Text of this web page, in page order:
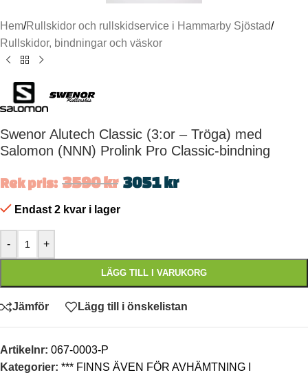
Hem/Rullskidor och rullskidservice i Hammarby Sjöstad/
Rullskidor, bindningar och väskor
Swenor Alutech Classic (3:or – Tröga) med
Salomon (NNN) Prolink Pro Classic-bindning
Rek pris: 3590kr 3051kr
Endast 2 kvar i lager
- +
LÄGG TILL I VARUKORG
Jämför Lägg till i önskelistan
Artikelnr: 067-0003-P
Kategorier: *** FINNS ÄVEN FÖR AVHÄMTNING I